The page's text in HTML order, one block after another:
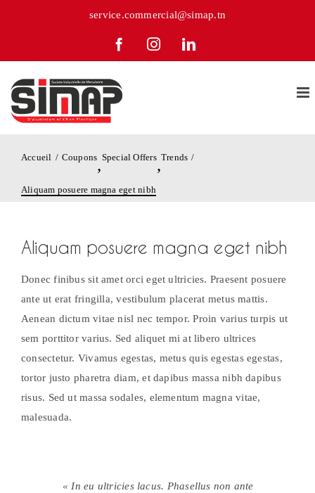
service.commercial@simap.tn
FacebookInstagramLinkedIn
Accueil Coupons,Special Offers,Trends
Aliquam posuere magna eget nibh
Aliquam posuere magna eget nibh
Donec finibus sit amet orci eget ultricies. Praesent posuere
ante ut erat fringilla, vestibulum placerat metus mattis.
Aenean dictum vitae nisl nec tempor. Proin varius turpis ut
sem porttitor varius. Sed aliquet mi at libero ultrices
consectetur. Vivamus egestas, metus quis egestas egestas,
tortor justo pharetra diam, et dapibus massa nibh dapibus
risus. Sed ut massa sodales, elementum magna vitae,
malesuada.
« In eu ultricies lacus. Phasellus non ante